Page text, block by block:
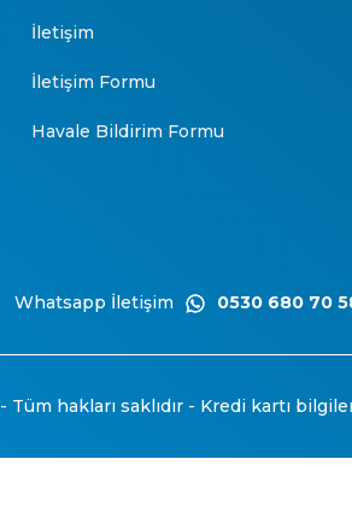
İletişim
İletişim Formu
Havale Bildirim Formu
Whatsapp İletişim 0530 680 70
- Tüm hakları saklıdır - Kredi kartı